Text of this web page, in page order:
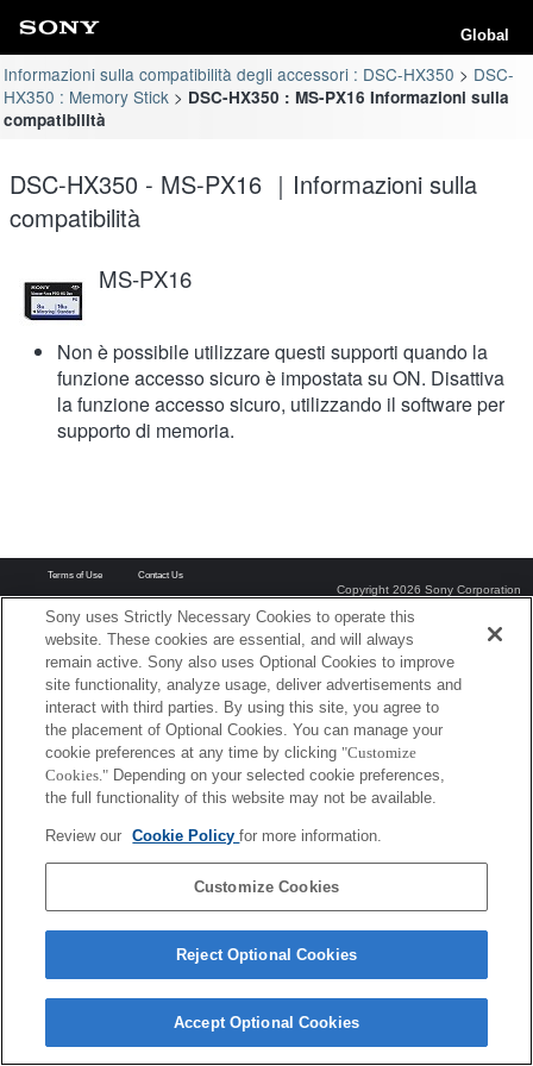
Global
Informazioni sulla compatibilità degli accessori : DSC-HX350
DSC-
HX350 : Memory Stick
DSC-HX350 : MS-PX16 Informazioni sulla
compatibilità
DSC-HX350 - MS-PX16 ｜Informazioni sulla
compatibilità
MS-PX16
Non è possibile utilizzare questi supporti quando la
funzione accesso sicuro è impostata su ON. Disattiva
la funzione accesso sicuro, utilizzando il software per
supporto di memoria.
Terms of Use Contact Us
Copyright 2026 Sony Corporation
Sony uses Strictly Necessary Cookies to operate this
website. These cookies are essential, and will always
remain active. Sony also uses Optional Cookies to improve
site functionality, analyze usage, deliver advertisements and
interact with third parties. By using this site, you agree to
the placement of Optional Cookies. You can manage your
cookie preferences at any time by clicking "Customize
Cookies." Depending on your selected cookie preferences,
the full functionality of this website may not be available.
Review our Cookie Policyfor more information.
Customize Cookies
Reject Optional Cookies
Accept Optional Cookies